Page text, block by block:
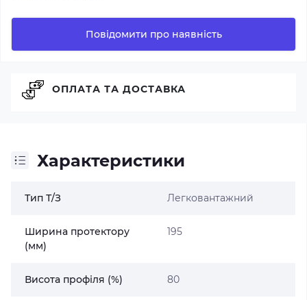
Повідомити про наявність
Характеристики
Тип Т/З Легковантажний
Ширина протектору
(мм)
195
Висота профіля (%) 80
ОПЛАТА ТА ДОСТАВКА